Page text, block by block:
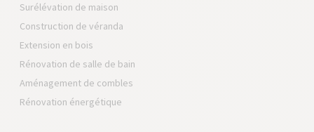
Surélévation de maison
Construction de véranda
Extension en bois
Rénovation de salle de bain
Aménagement de combles
Rénovation énergétique